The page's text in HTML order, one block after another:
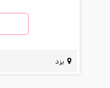
یزد